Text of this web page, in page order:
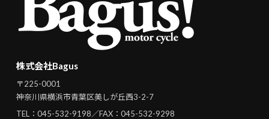
株式会社Bagus
〒225-0001
神奈川県横浜市青葉区美しが丘西3-2-7
TEL： 045-532-9198／FAX：045-532-9298